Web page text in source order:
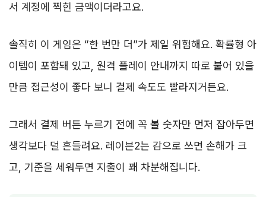
서 계정에 찍힌 금액이더라고요.
솔직히 이 게임은 “한 번만 더”가 제일 위험해요. 확률형 아
이템이 포함돼 있고, 원격 플레이 안내까지 따로 붙어 있을
만큼 접근성이 좋다 보니 결제 속도도 빨라지거든요.
그래서 결제 버튼 누르기 전에 꼭 볼 숫자만 먼저 잡아두면
생각보다 덜 흔들려요. 레이븐2는 감으로 쓰면 손해가 크
고, 기준을 세워두면 지출이 꽤 차분해집니다.